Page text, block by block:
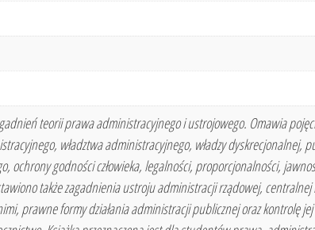
teorii prawa administracyjnego i ustrojowego. Omawia
władztwa administracyjnego, władzy dyskrecjonalnej,
ochrony godności człowieka, legalności, proporcjonalności,
także zagadnienia ustroju administracji rządowej,
prawne formy działania administracji publicznej oraz kontrolę